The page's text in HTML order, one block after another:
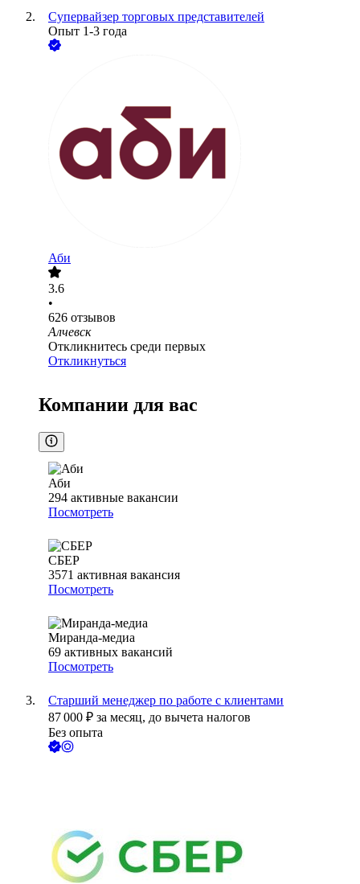
Супервайзер торговых представителей
Опыт 1-3 года
Аби
3.6
•
626 отзывов
Алчевск
Откликнитесь среди первых
Откликнуться
Компании для вас
Аби
294 активные вакансии
Посмотреть
СБЕР
3571 активная вакансия
Посмотреть
Миранда-медиа
69 активных вакансий
Посмотреть
Старший менеджер по работе с клиентами
87 000 ₽ за месяц, до вычета налогов
Без опыта